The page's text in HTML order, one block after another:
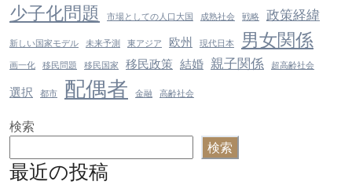
少子化問題 市場としての人口大国 成熟社会 戦略 政策経緯
新しい国家モデル 未来予測 東アジア 欧州 現代日本 男女関係
画一化 移民問題 移民国家 移民政策 結婚 親子関係 超高齢社会
選択 都市 配偶者 金融 高齢社会
検索
検索
最近の投稿